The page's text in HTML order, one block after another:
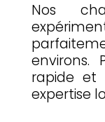
Nos
environs.
rapide et
expertise